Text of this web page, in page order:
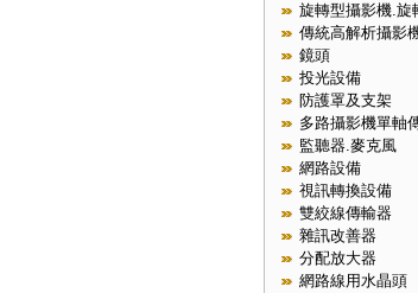
旋轉型攝影機.旋
傳統高解析攝影
鏡頭
投光設備
防護罩及支架
多路攝影機單軸
監聽器.麥克風
網路設備
視訊轉換設備
雙絞線傳輸器
雜訊改善器
分配放大器
網路線用水晶頭